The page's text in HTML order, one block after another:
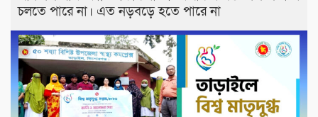
চলতে পারে না। এত নড়বড়ে হতে পারে না